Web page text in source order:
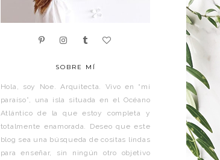
SOBRE MÍ
Hola, soy Noe. Arquitecta. Vivo en “mi
paraíso”, una isla situada en el Océano
Atlántico de la que estoy completa y
totalmente enamorada. Deseo que este
blog sea una búsqueda de cositas lindas
para enseñar, sin ningún otro objetivo